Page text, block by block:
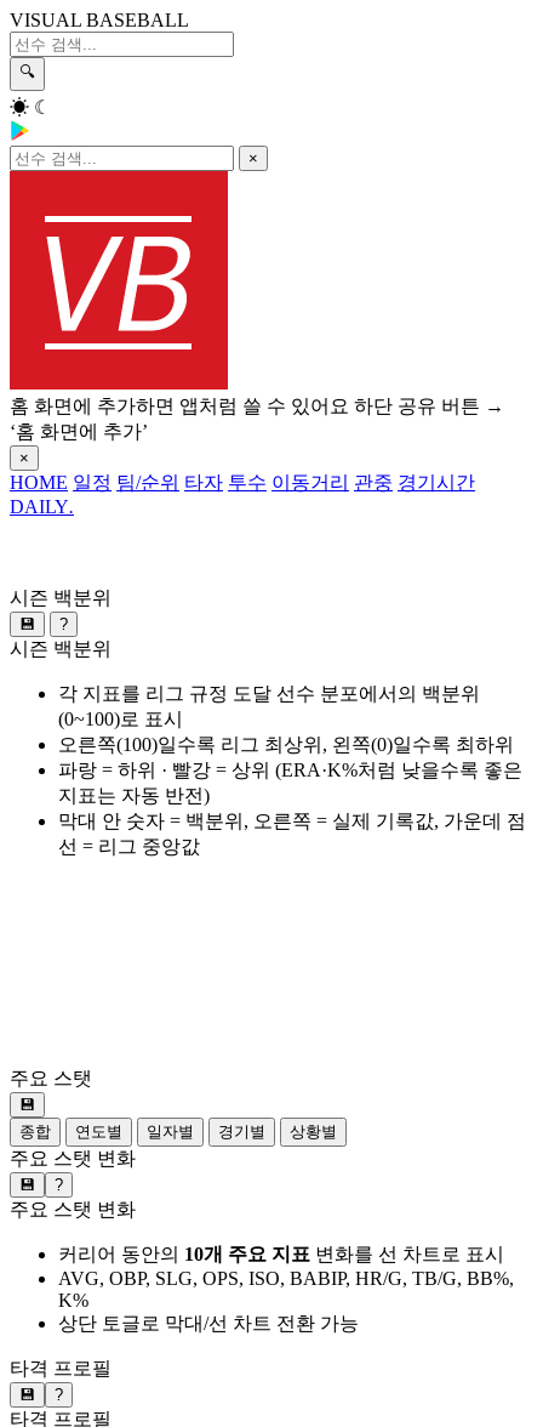
VISUAL BASEBALL
🔍
☀ ☾
×
홈 화면에 추가하면 앱처럼 쓸 수 있어요 하단 공유 버튼 →
‘홈 화면에 추가’
×
HOME 일정 팀/순위 타자 투수 이동거리 관중 경기시간
DAILY.
시즌 백분위
💾 ?
시즌 백분위
각 지표를 리그 규정 도달 선수 분포에서의 백분위
(0~100)로 표시
오른쪽(100)일수록 리그 최상위, 왼쪽(0)일수록 최하위
파랑 = 하위 · 빨강 = 상위 (ERA·K%처럼 낮을수록 좋은
지표는 자동 반전)
막대 안 숫자 = 백분위, 오른쪽 = 실제 기록값, 가운데 점
선 = 리그 중앙값
주요 스탯
💾
종합
연도별 일자별 경기별 상황별
주요 스탯 변화
💾 ?
주요 스탯 변화
커리어 동안의 10개 주요 지표 변화를 선 차트로 표시
AVG, OBP, SLG, OPS, ISO, BABIP, HR/G, TB/G, BB%,
K%
상단 토글로 막대/선 차트 전환 가능
타격 프로필
💾 ?
타격 프로필